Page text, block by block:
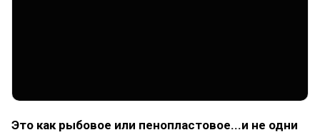
Это как рыбовое или пенопластовое...и не одни